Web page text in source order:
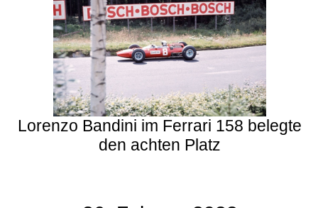
Lorenzo Bandini im Ferrari 158 belegte
den achten Platz